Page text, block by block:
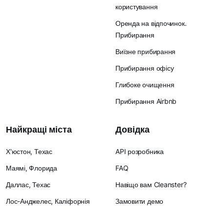
користування
Оренда на відпочинок.
Прибирання
Виїзне прибирання
Прибирання офісу
Глибоке очищення
Прибирання Airbnb
Найкращі міста
Х'юстон, Техас
Маямі, Флорида
Даллас, Техас
Лос-Анджелес, Каліфорнія
Довідка
API розробника
FAQ
Навіщо вам Cleanster?
Замовити демо